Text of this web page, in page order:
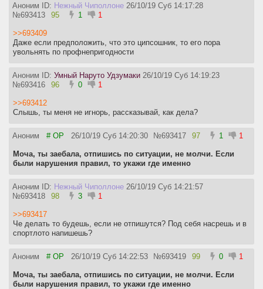
Аноним ID: Нежный Чиполлоне 26/10/19 Суб 14:17:28
№693413 95 1 1
>>693409
Даже если предположить, что это ципсошник, то его пора
увольнять по профнепригодности
Аноним ID: Умный Наруто Удзумаки 26/10/19 Суб 14:19:23
№693416 96 0 1
>>693412
Слышь, ты меня не игнорь, рассказывай, как дела?
Аноним # OP 26/10/19 Суб 14:20:30 №693417 97 1 1
Моча, ты заебала, отпишись по ситуации, не молчи. Если
были нарушения правил, то укажи где именно
Аноним ID: Нежный Чиполлоне 26/10/19 Суб 14:21:57
№693418 98 3 1
>>693417
Че делать то будешь, если не отпишутся? Под себя насрешь и в
спортлото напишешь?
Аноним # OP 26/10/19 Суб 14:22:53 №693419 99 0 1
Моча, ты заебала, отпишись по ситуации, не молчи. Если
были нарушения правил, то укажи где именно